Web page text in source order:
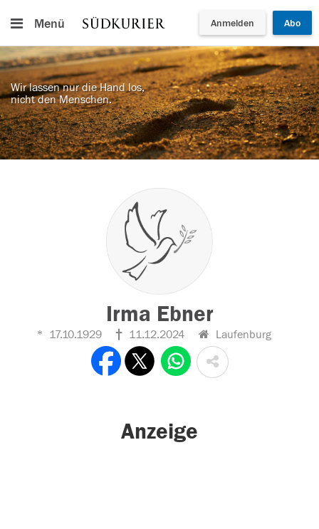
Menü Anmelden Abo
Wir lassen nur die Hand los,
nicht den Menschen.
Irma Ebner
17.10.1929 11.12.2024 Laufenburg
Anzeige